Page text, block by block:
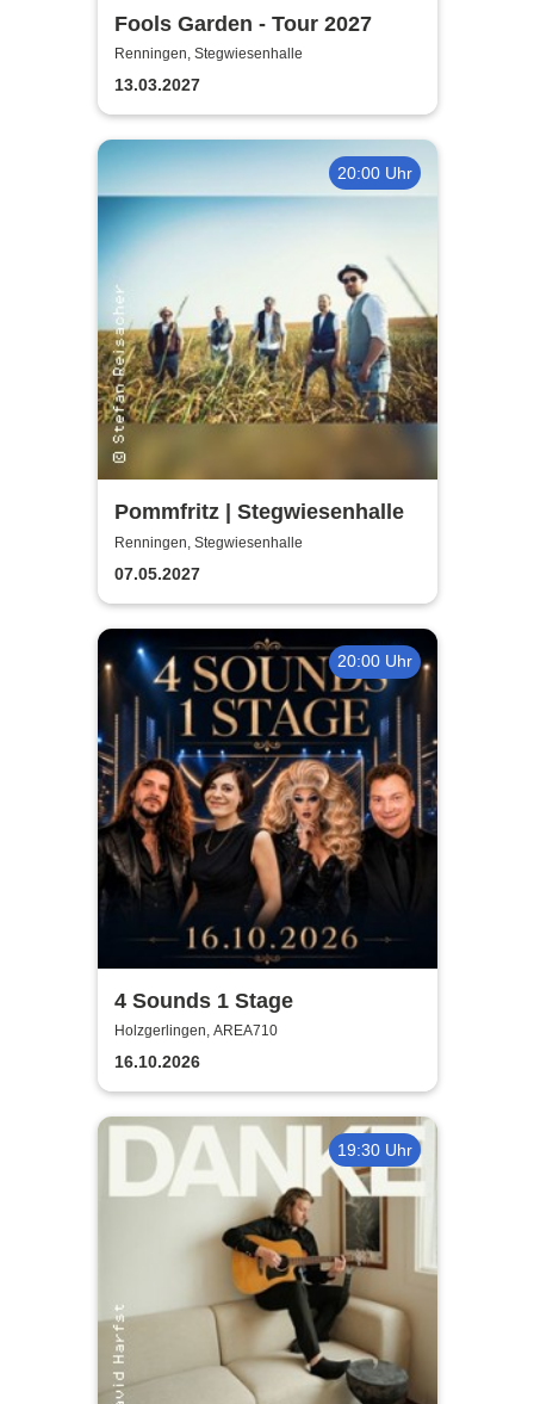
Fools Garden - Tour 2027
Renningen, Stegwiesenhalle
13.03.2027
20:00 Uhr
Pommfritz | Stegwiesenhalle
Renningen, Stegwiesenhalle
07.05.2027
20:00 Uhr
4 Sounds 1 Stage
Holzgerlingen, AREA710
16.10.2026
19:30 Uhr